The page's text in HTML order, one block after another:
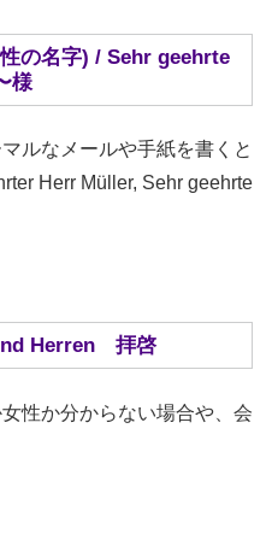
の名字) / Sehr geehrte
様
ルなメールや手紙を書くと
Herr Müller, Sehr geehrte
Herren 拝啓
性か分からない場合や、会